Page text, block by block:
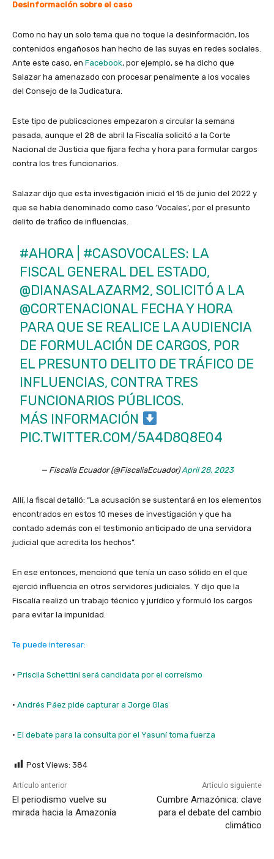
Desinformación sobre el caso
Como no hay un solo tema que no toque la desinformación, los
contenidos engañosos han hecho de las suyas en redes sociales.
Ante este caso, en Facebook, por ejemplo, se ha dicho que
Salazar ha amenazado con procesar penalmente a los vocales
del Consejo de la Judicatura.
Este tipo de publicaciones empezaron a circular la semana
pasada, aunque el 28 de abril la Fiscalía solicitó a la Corte
Nacional de Justicia que fijara fecha y hora para formular cargos
contra los tres funcionarios.
Salazar dijo que esta investigación inició el 15 de junio del 2022 y
que se había denominado como caso ‘Vocales’, por el presunto
delito de tráfico de influencias.
#AHORA| #CASOVOCALES: LA
FISCAL GENERAL DEL ESTADO,
@DIANASALAZARM2, SOLICITÓ A LA
@CORTENACIONAL FECHA Y HORA
PARA QUE SE REALICE LA AUDIENCIA
DE FORMULACIÓN DE CARGOS, POR
EL PRESUNTO DELITO DE TRÁFICO DE
INFLUENCIAS, CONTRA TRES
FUNCIONARIOS PÚBLICOS.
MÁS INFORMACIÓN
PIC.TWITTER.COM/5A4D8Q8E04
— Fiscalía Ecuador (@FiscaliaEcuador)April 28, 2023
Allí, la fiscal detalló: “La acusación se sustentará en los elementos
encontrados en estos 10 meses de investigación y que ha
contado además con el testimonio anticipado de una servidora
judicial que acredita los hechos”.
En ese entonces, mencionó que tenía un caso sólido en el que
ejerció influencia en otros servidores judiciales. Y dijo que la
Fiscalía realizó un trabajo técnico y jurídico y formuló los cargos
para evitar la impunidad.
Te puede interesar:
· Priscila Schettini será candidata por el correísmo
· Andrés Páez pide capturar a Jorge Glas
· El debate para la consulta por el Yasuní toma fuerza
Post Views: 384
Artículo anterior
El periodismo vuelve su
mirada hacia la Amazonía
Artículo siguiente
Cumbre Amazónica: clave
para el debate del cambio
climático